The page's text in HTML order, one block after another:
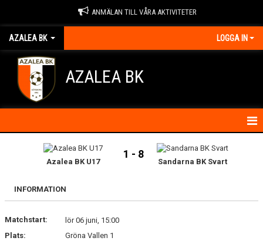
ANMÄLAN TILL VÅRA AKTIVITETER
AZALEA BK LOGGA IN
AZALEA BK
OM FÖRENINGEN
BLI MEDLEM
Azalea BK U17
1 - 8
Sandarna BK Svart
INFORMATION
Matchstart:
lör 06 juni, 15:00
Plats:
Gröna Vallen 1